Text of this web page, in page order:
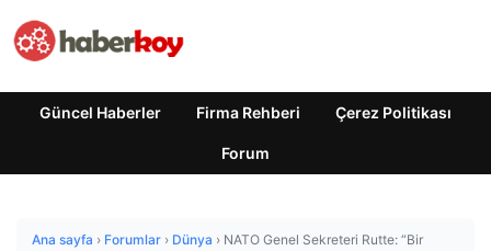
Güncel Haberler Firma Rehberi Çerez Politikası
Forum
Ana sayfa › Forumlar › Dünya › NATO Genel Sekreteri Rutte: “Bir